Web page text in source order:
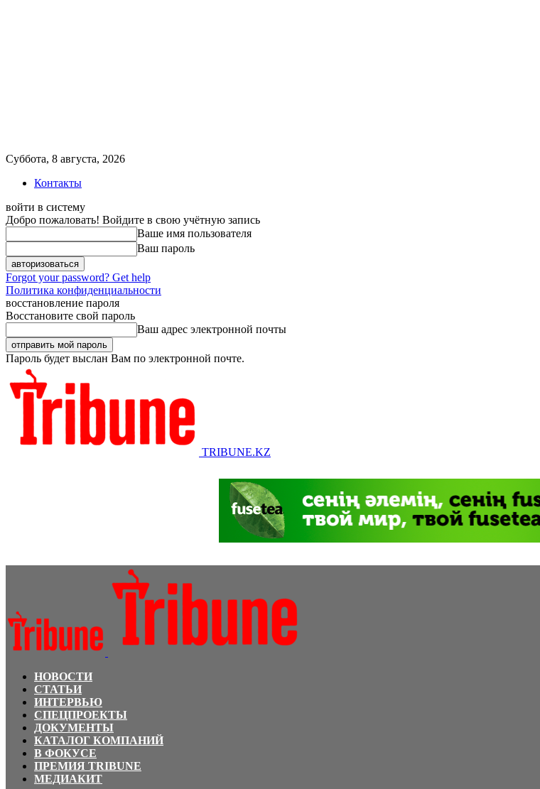
Суббота, 8 августа, 2026
Контакты
войти в систему
Добро пожаловать! Войдите в свою учётную запись
Ваше имя пользователя
Ваш пароль
Forgot your password? Get help
Политика конфиденциальности
восстановление пароля
Восстановите свой пароль
Ваш адрес электронной почты
Пароль будет выслан Вам по электронной почте.
TRIBUNE.KZ
НОВОСТИ
СТАТЬИ
ИНТЕРВЬЮ
СПЕЦПРОЕКТЫ
ДОКУМЕНТЫ
КАТАЛОГ КОМПАНИЙ
В ФОКУСЕ
ПРЕМИЯ TRIBUNE
МЕДИАКИТ